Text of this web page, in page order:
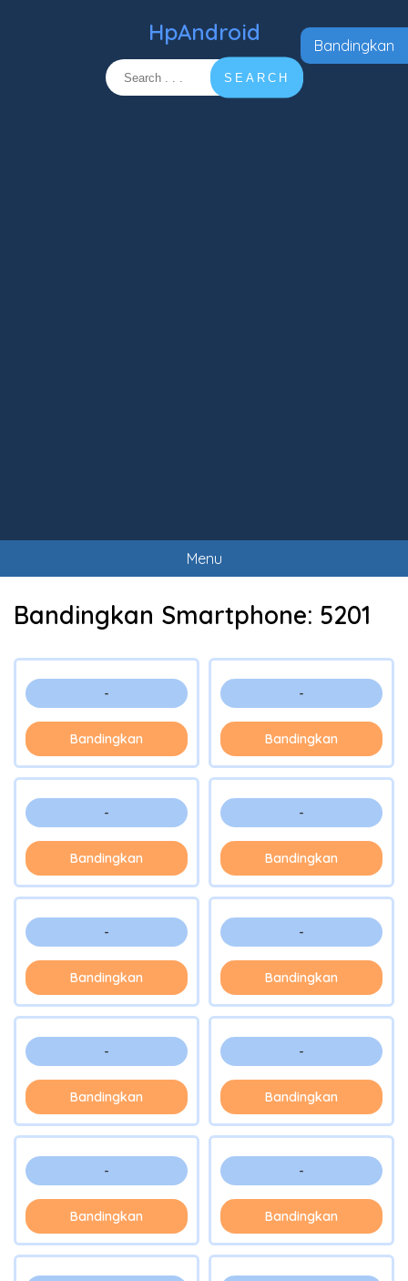
HpAndroid
SEARCH
Menu
Bandingkan Smartphone: 5201
-
Bandingkan
-
Bandingkan
-
Bandingkan
-
Bandingkan
-
Bandingkan
-
Bandingkan
-
Bandingkan
-
Bandingkan
-
Bandingkan
-
Bandingkan
Bandingkan